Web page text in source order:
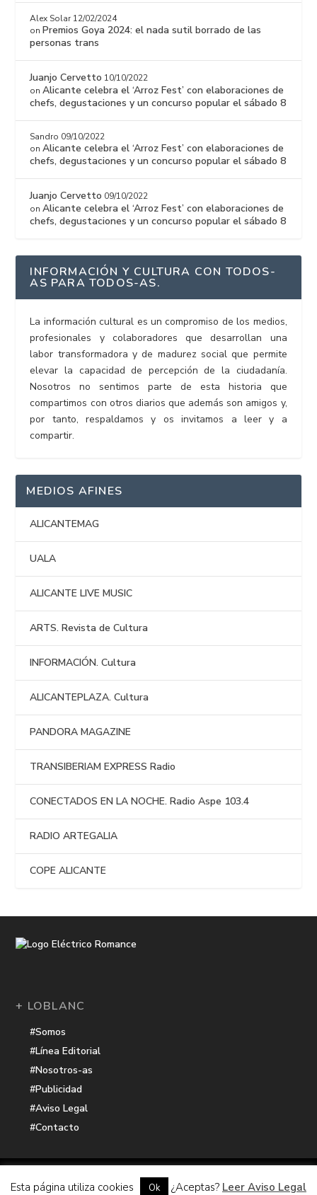
Alex Solar 12/02/2024
onPremios Goya 2024: el nada sutil borrado de las
personas trans
Juanjo Cervetto 10/10/2022
onAlicante celebra el ‘Arroz Fest’ con elaboraciones de
chefs, degustaciones y un concurso popular el sábado 8
Sandro 09/10/2022
onAlicante celebra el ‘Arroz Fest’ con elaboraciones de
chefs, degustaciones y un concurso popular el sábado 8
Juanjo Cervetto 09/10/2022
onAlicante celebra el ‘Arroz Fest’ con elaboraciones de
chefs, degustaciones y un concurso popular el sábado 8
INFORMACIÓN Y CULTURA CON TODOS-
AS PARA TODOS-AS.
La información cultural es un compromiso de los medios,
profesionales y colaboradores que desarrollan una
labor transformadora y de madurez social que permite
elevar la capacidad de percepción de la ciudadanía.
Nosotros no sentimos parte de esta historia que
compartimos con otros diarios que además son amigos y,
por tanto, respaldamos y os invitamos a leer y a
compartir.
MEDIOS AFINES
ALICANTEMAG
UALA
ALICANTE LIVE MUSIC
ARTS. Revista de Cultura
INFORMACIÓN. Cultura
ALICANTEPLAZA. Cultura
PANDORA MAGAZINE
TRANSIBERIAM EXPRESS Radio
CONECTADOS EN LA NOCHE. Radio Aspe 103.4
RADIO ARTEGALIA
COPE ALICANTE
+ LOBLANC
#Somos
#Línea Editorial
#Nosotros-as
#Publicidad
#Aviso Legal
#Contacto
Electrico Romance
Hacker Harbor
Esta página utiliza cookies Ok ¿Aceptas? Leer Aviso Legal